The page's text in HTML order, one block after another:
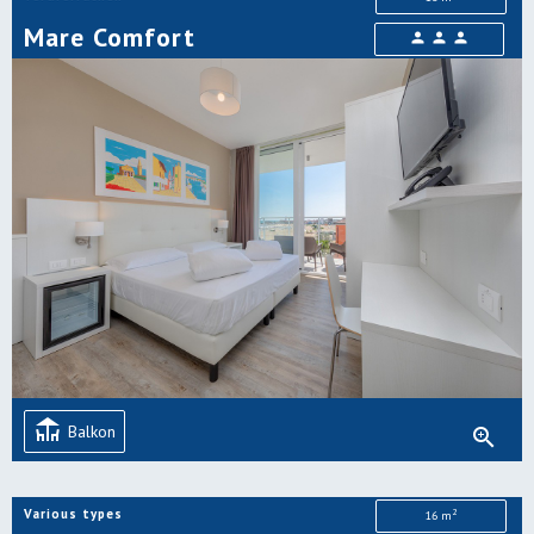
Mare Comfort person person person
deck Balkon zoom_in
Various types 16 m 2